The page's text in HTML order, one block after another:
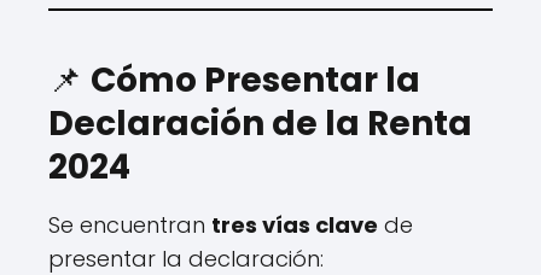
📌 Cómo Presentar la
Declaración de la Renta
2024
Se encuentran tres vías clave de
presentar la declaración: